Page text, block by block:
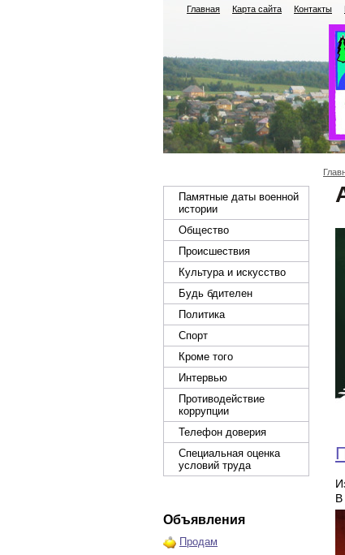
Главная Карта сайта Контакты
Памятные даты военной
истории
Общество
Происшествия
Культура и искусство
Будь бдителен
Политика
Спорт
Кроме того
Интервью
Противодействие
коррупции
Телефон доверия
Специальная оценка
условий труда
Объявления
Продам
В